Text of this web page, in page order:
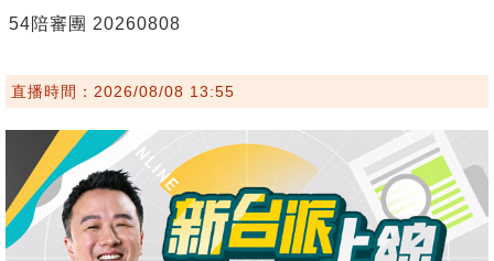
54陪審團 20260808
直播時間：2026/08/08 13:55